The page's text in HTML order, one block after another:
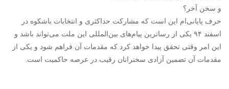
و سخن آخر؟
حرف پایانی‌ام این است که مشارکت حداکثری و انتخابات باشکوه در
اسفند ۹۴ یکی از رساترین پیام‌های بین‌المللی این ملت می‌تواند باشد و
این امر وقتی تحقق پیدا خواهد کرد که مقدمات آن فراهم شود و یکی از
مقدمات آن تضمین آزادی سخنرانان رقیب در عرصه حاکمیت است.